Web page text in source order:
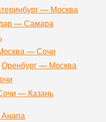
— Москва
— Самара
— Сочи
Оренбург — Москва
— Казань